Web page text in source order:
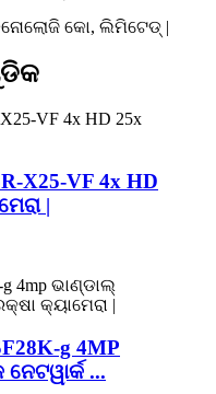
କୋ, ଲିମିଟେଡ୍ |
X25-VF 4x HD
|
g 4MP
...